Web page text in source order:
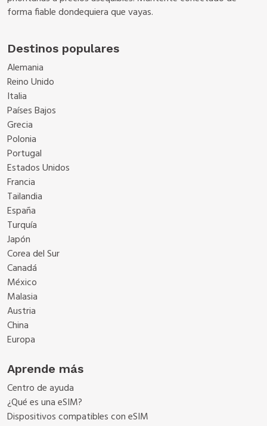
forma fiable dondequiera que vayas.
Destinos populares
Alemania
Reino Unido
Italia
Países Bajos
Grecia
Polonia
Portugal
Estados Unidos
Francia
Tailandia
España
Turquía
Japón
Corea del Sur
Canadá
México
Malasia
Austria
China
Europa
Aprende más
Centro de ayuda
¿Qué es una eSIM?
Dispositivos compatibles con eSIM